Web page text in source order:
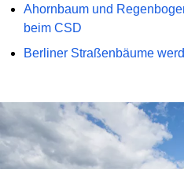
Ahornbaum und
beim CSD
Berliner Straßenbäume